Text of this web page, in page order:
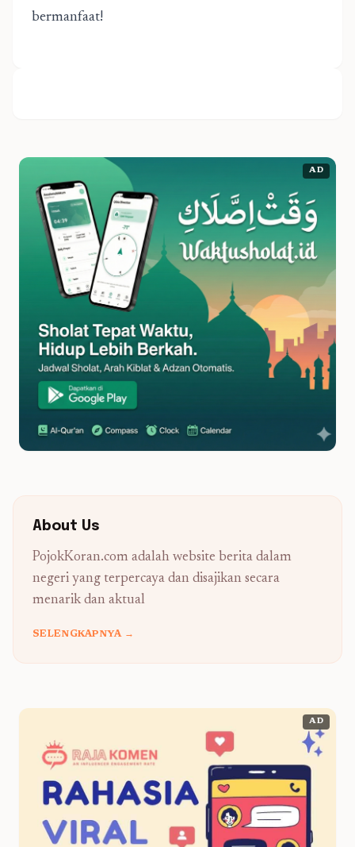
bermanfaat!
AD
About Us
PojokKoran.com adalah website berita dalam
negeri yang terpercaya dan disajikan secara
menarik dan aktual
SELENGKAPNYA →
AD